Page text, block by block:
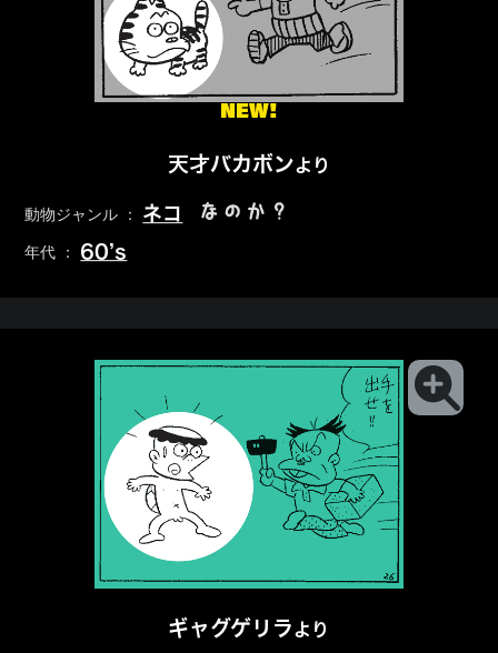
NEW!
天才バカボンより
動物ジャンル ： ネコ なのか？
年代 ： 60’s
ギャグゲリラより